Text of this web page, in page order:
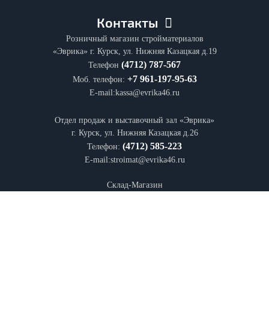
Контакты
Розничный магазин стройматериалов
«Эврика» г. Курск, ул. Нижняя Казацкая д.19
Телефон (4712) 787-567
Моб. телефон: +7 961-197-95-63
E-mail:kassa@evrika46.ru
Отдел продаж и выставочный зал «Эврика»
г. Курск, ул. Нижняя Казацкая д.26
Телефон: (4712) 585-223
E-mail:stroimat@evrika46.ru
Склад-Магазин